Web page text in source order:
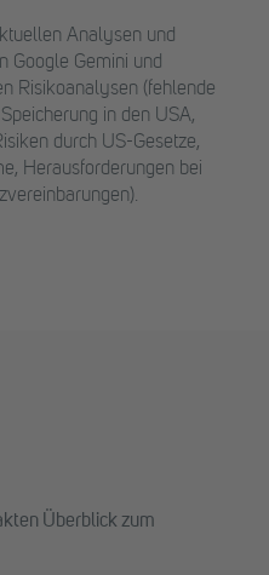
Analysen und
Google Gemini und
Risikoanalysen (fehlende
in den USA,
durch US-Gesetze,
Herausforderungen bei
Überblick zum